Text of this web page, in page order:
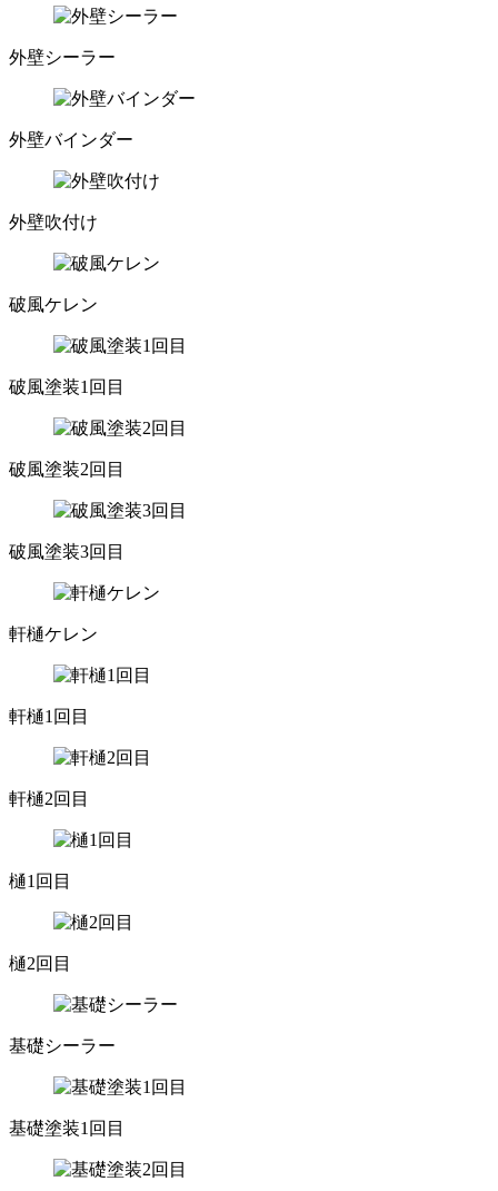
外壁シーラー
外壁バインダー
外壁吹付け
破風ケレン
破風塗装1回目
破風塗装2回目
破風塗装3回目
軒樋ケレン
軒樋1回目
軒樋2回目
樋1回目
樋2回目
基礎シーラー
基礎塗装1回目